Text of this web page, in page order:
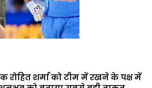
रोहित शर्मा को टीम में रखने के पक्ष में